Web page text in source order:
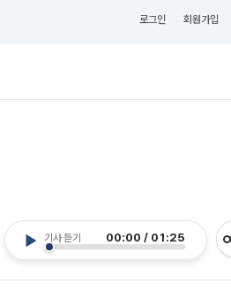
로그인 회원가입
기사 듣기 00:00 / 01:25